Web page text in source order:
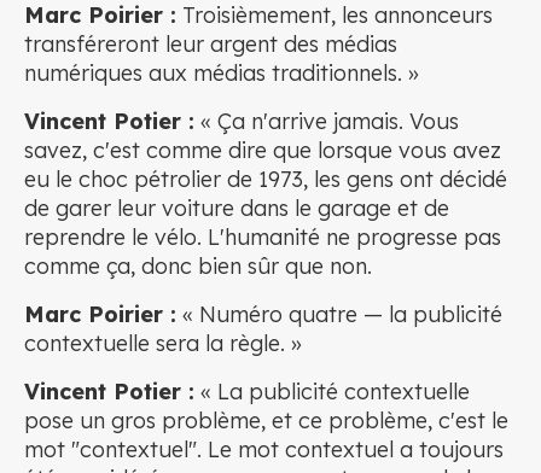
Marc Poirier : Troisièmement, les annonceurs
transféreront leur argent des médias
numériques aux médias traditionnels. »
Vincent Potier : « Ça n'arrive jamais. Vous
savez, c'est comme dire que lorsque vous avez
eu le choc pétrolier de 1973, les gens ont décidé
de garer leur voiture dans le garage et de
reprendre le vélo. L'humanité ne progresse pas
comme ça, donc bien sûr que non.
Marc Poirier : « Numéro quatre — la publicité
contextuelle sera la règle. »
Vincent Potier : « La publicité contextuelle
pose un gros problème, et ce problème, c'est le
mot "contextuel". Le mot contextuel a toujours